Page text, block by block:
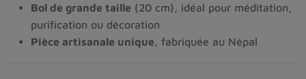
Bol de grande taille (20 cm), idéal pour méditation,
purification ou décoration
Pièce artisanale unique , fabriquée au Népal